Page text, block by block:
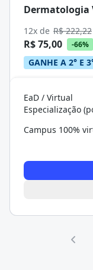
Dermatologia
12x de R$ 222,22
R$ 75,00 -66%
GANHE A 2° E
EaD / Virtual
Campus 100%